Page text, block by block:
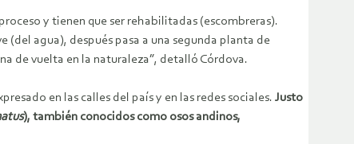
y tienen que ser rehabilitadas (escombreras).
(del agua), después pasa a una segunda planta de
de vuelta en la naturaleza”, detalló Córdova.
en las calles del país y en las redes sociales. Justo
), también conocidos como osos andinos,